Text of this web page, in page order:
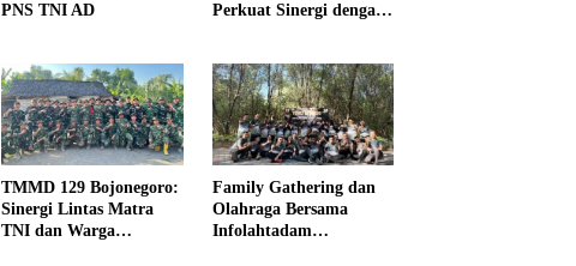
PNS TNI AD
Perkuat Sinergi dengan
TMMD 129 Bojonegoro:
Sinergi Lintas Matra
TNI dan Warga
Family Gathering dan
Olahraga Bersama
Infolahtadam